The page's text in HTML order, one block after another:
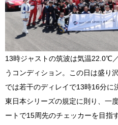
13時ジャストの筑波は気温22.0℃
うコンディション。この日は盛り
では若干のディレイで13時16分に
東日本シリーズの規定に則り、一
ートで15周先のチェッカーを目指